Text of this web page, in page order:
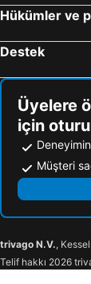
Hükümler ve
Destek
Üyelere
için
Müşteri
trivago N.V.,
Telif hakkı 2026